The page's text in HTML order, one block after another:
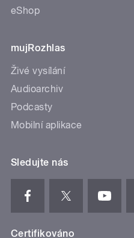
eShop
mujRozhlas
Živé vysílání
Audioarchiv
Podcasty
Mobilní aplikace
Sledujte nás
Certifikováno